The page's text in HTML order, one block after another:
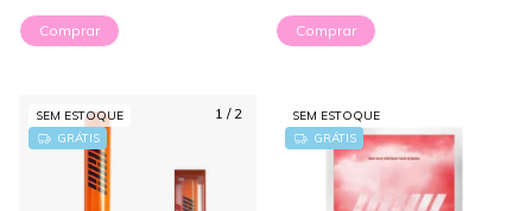
Comprar Comprar
1 / 2
SEM ESTOQUE
GRÁTIS
SEM ESTOQUE
GRÁTIS